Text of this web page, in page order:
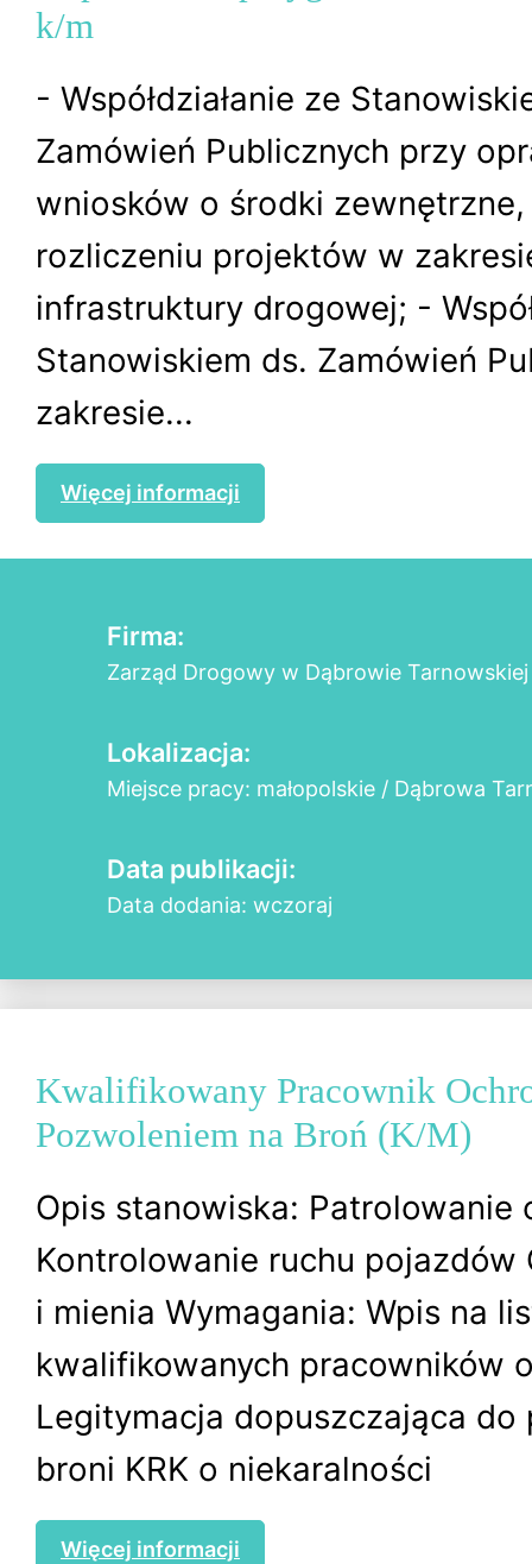
k/m
- Współdziałanie ze
Zamówień Publicznych przy
wniosków o środki
rozliczeniu projektów w
infrastruktury drogowej; -
Stanowiskiem ds. Zamówień
zakresie...
Więcej informacji
Firma:
Zarząd Drogowy w Dąbrowie Tarnowskiej
Lokalizacja:
Miejsce pracy: małopolskie / Dąbrowa
Data publikacji:
Data dodania: wczoraj
Kwalifikowany Pracownik
Pozwoleniem na Broń (K/M)
Opis stanowiska: Patrolowanie
Kontrolowanie ruchu pojazdów
i mienia Wymagania: Wpis na
kwalifikowanych pracowników
Legitymacja dopuszczająca do
broni KRK o niekaralności
Więcej informacji